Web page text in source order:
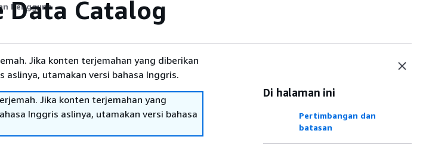
Pengguna
Data Catalog
Jika konten terjemahan yang diberikan
utamakan versi bahasa Inggris.
Jika konten terjemahan yang
Inggris aslinya, utamakan versi bahasa
Di halaman ini
Pertimbangan dan
batasan